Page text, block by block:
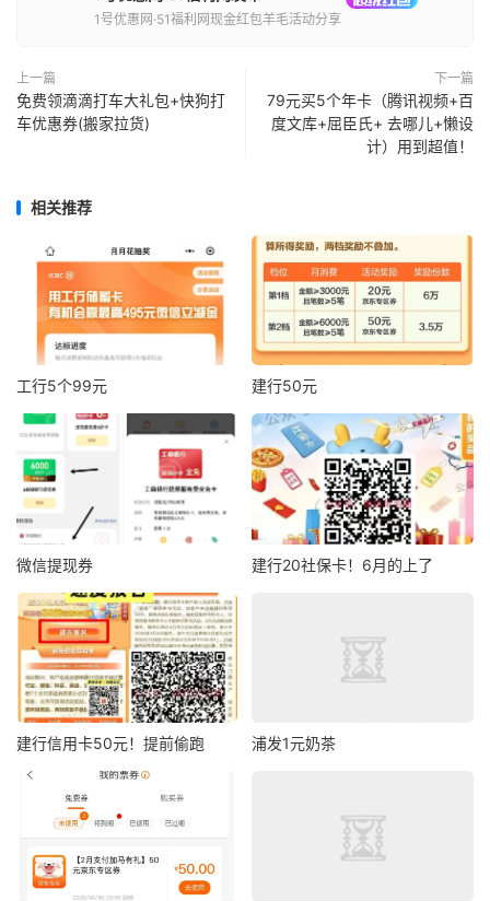
1号优惠网·51福利网现金红包羊毛活动分享
上一篇
免费领滴滴打车大礼包+快狗打
车优惠券(搬家拉货)
下一篇
79元买5个年卡（腾讯视频+百
度文库+屈臣氏+ 去哪儿+懒设
计）用到超值！
相关推荐
工行5个99元 建行50元
微信提现券 建行20社保卡！6月的上了
建行信用卡50元！提前偷跑 浦发1元奶茶